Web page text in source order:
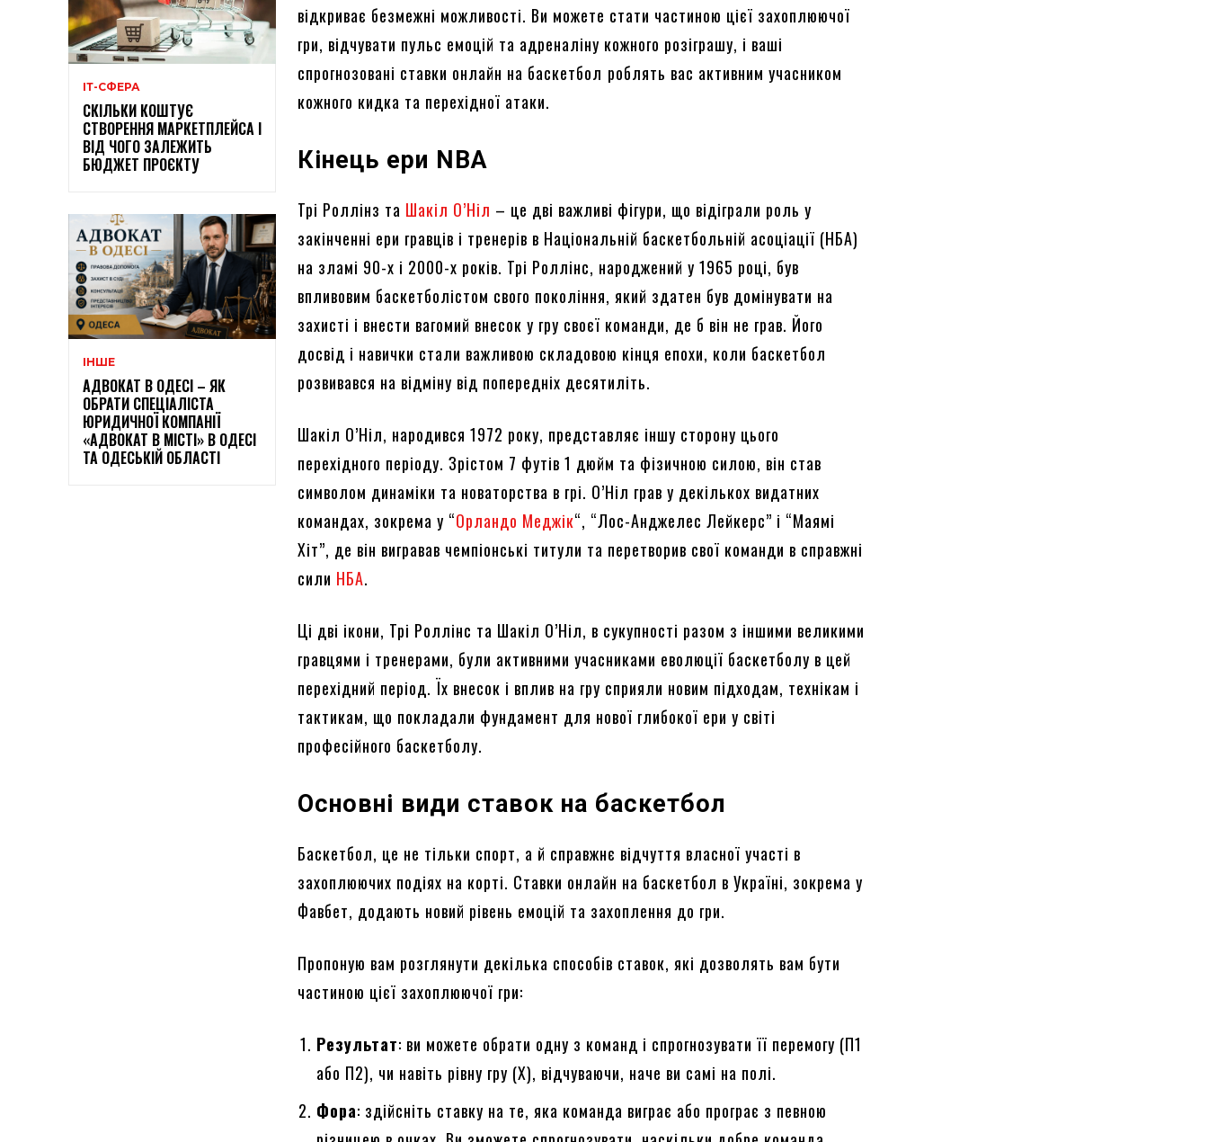
ІТ-СФЕРА
СКІЛЬКИ КОШТУЄ
СТВОРЕННЯ МАРКЕТПЛЕЙСА І
ВІД ЧОГО ЗАЛЕЖИТЬ
БЮДЖЕТ ПРОЄКТУ
ІНШЕ
АДВОКАТ В ОДЕСІ – ЯК
ОБРАТИ СПЕЦІАЛІСТА
ЮРИДИЧНОЇ КОМПАНІЇ
«АДВОКАТ В МІСТІ» В ОДЕСІ
ТА ОДЕСЬКІЙ ОБЛАСТІ
відкриває безмежні можливості. Ви можете стати частиною цієї захоплюючої
гри, відчувати пульс емоцій та адреналіну кожного розіграшу, і ваші
спрогнозовані ставки онлайн на баскетбол роблять вас активним учасником
кожного кидка та перехідної атаки.
Кінець ери NBA
Трі Роллінз та Шакіл О’Ніл – це дві важливі фігури, що відіграли роль у
закінченні ери гравців і тренерів в Національній баскетбольній асоціації (НБА)
на зламі 90-х і 2000-х років. Трі Роллінс, народжений у 1965 році, був
впливовим баскетболістом свого покоління, який здатен був домінувати на
захисті і внести вагомий внесок у гру своєї команди, де б він не грав. Його
досвід і навички стали важливою складовою кінця епохи, коли баскетбол
розвивався на відміну від попередніх десятиліть.
Шакіл О’Ніл, народився 1972 року, представляє іншу сторону цього
перехідного періоду. Зрістом 7 футів 1 дюйм та фізичною силою, він став
символом динаміки та новаторства в грі. О’Ніл грав у декількох видатних
командах, зокрема у “Орландо Меджік“, “Лос-Анджелес Лейкерс” і “Маямі
Хіт”, де він вигравав чемпіонські титули та перетворив свої команди в справжні
сили НБА.
Ці дві ікони, Трі Роллінс та Шакіл О’Ніл, в сукупності разом з іншими великими
гравцями і тренерами, були активними учасниками еволюції баскетболу в цей
перехідний період. Їх внесок і вплив на гру сприяли новим підходам, технікам і
тактикам, що покладали фундамент для нової глибокої ери у світі
професійного баскетболу.
Основні види ставок на баскетбол
Баскетбол, це не тільки спорт, а й справжнє відчуття власної участі в
захоплюючих подіях на корті. Ставки онлайн на баскетбол в Україні, зокрема у
Фавбет, додають новий рівень емоцій та захоплення до гри.
Пропоную вам розглянути декілька способів ставок, які дозволять вам бути
частиною цієї захоплюючої гри:
Результат: ви можете обрати одну з команд і спрогнозувати її перемогу (П1
або П2), чи навіть рівну гру (Х), відчуваючи, наче ви самі на полі.
Фора: здійсніть ставку на те, яка команда виграє або програє з певною